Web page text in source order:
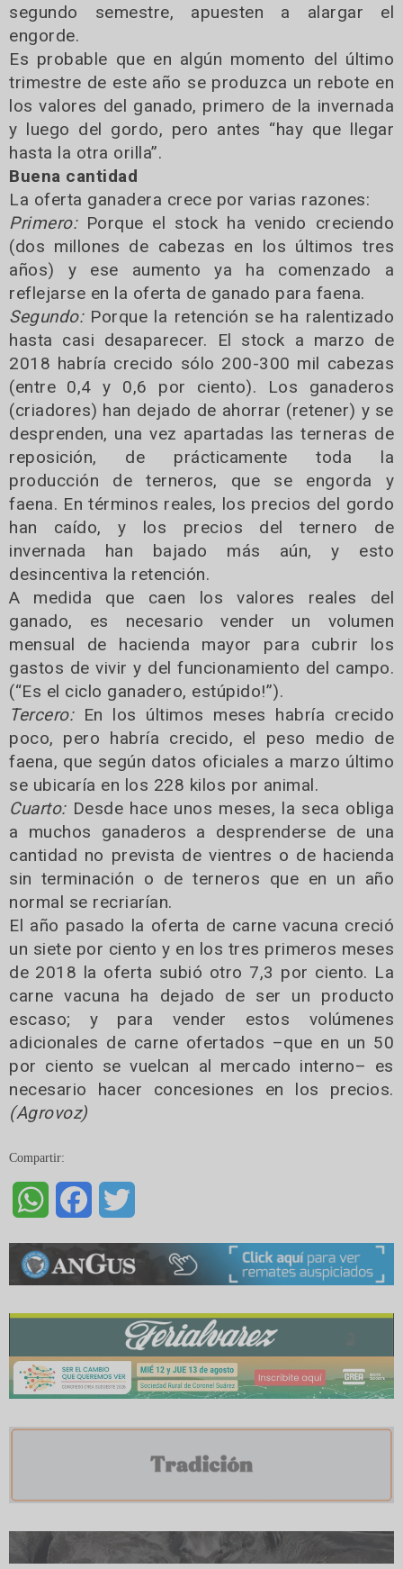
segundo semestre, apuesten a alargar el
engorde.
Es probable que en algún momento del último
trimestre de este año se produzca un rebote en
los valores del ganado, primero de la invernada
y luego del gordo, pero antes “hay que llegar
hasta la otra orilla”.
Buena cantidad
La oferta ganadera crece por varias razones:
Primero:Porque el stock ha venido creciendo
(dos millones de cabezas en los últimos tres
años) y ese aumento ya ha comenzado a
reflejarse en la oferta de ganado para faena.
Segundo:Porque la retención se ha ralentizado
hasta casi desaparecer. El stock a marzo de
2018 habría crecido sólo 200-300 mil cabezas
(entre 0,4 y 0,6 por ciento). Los ganaderos
(criadores) han dejado de ahorrar (retener) y se
desprenden, una vez apartadas las terneras de
reposición, de prácticamente toda la
producción de terneros, que se engorda y
faena. En términos reales, los precios del gordo
han caído, y los precios del ternero de
invernada han bajado más aún, y esto
desincentiva la retención.
A medida que caen los valores reales del
ganado, es necesario vender un volumen
mensual de hacienda mayor para cubrir los
gastos de vivir y del funcionamiento del campo.
(“Es el ciclo ganadero, estúpido!”).
Tercero:En los últimos meses habría crecido
poco, pero habría crecido, el peso medio de
faena, que según datos oficiales a marzo último
se ubicaría en los 228 kilos por animal.
Cuarto:Desde hace unos meses, la seca obliga
a muchos ganaderos a desprenderse de una
cantidad no prevista de vientres o de hacienda
sin terminación o de terneros que en un año
normal se recriarían.
El año pasado la oferta de carne vacuna creció
un siete por ciento y en los tres primeros meses
de 2018 la oferta subió otro 7,3 por ciento. La
carne vacuna ha dejado de ser un producto
escaso; y para vender estos volúmenes
adicionales de carne ofertados –que en un 50
por ciento se vuelcan al mercado interno– es
necesario hacer concesiones en los precios.
(Agrovoz)
Compartir:
WhatsAppFacebook